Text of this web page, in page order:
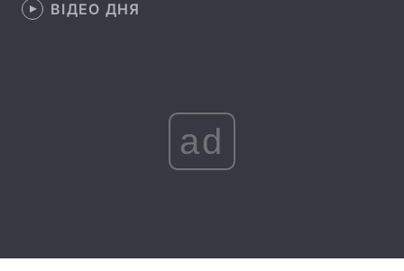
Інтерв'ю
ВІДЕО ДНЯ
ad